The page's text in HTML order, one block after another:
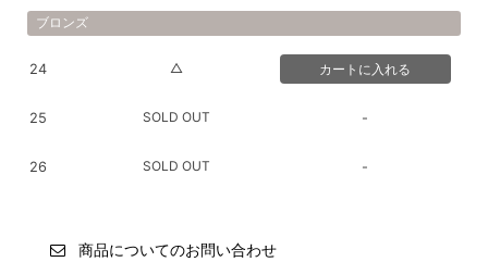
ブロンズ
24 △
25 SOLD OUT -
26 SOLD OUT -
商品についてのお問い合わせ